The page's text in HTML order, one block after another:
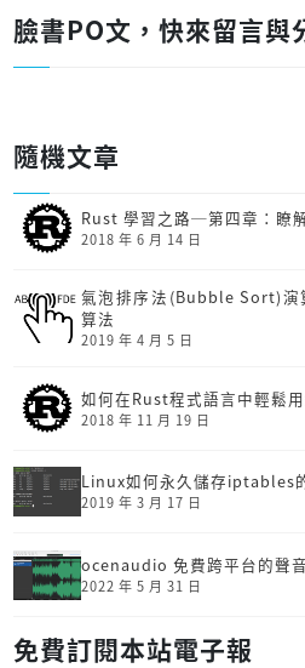
臉書PO文，快來留言與
隨機文章
Rust 學習之路─第四章：瞭
2018 年 6 月 14 日
氣泡排序法(Bubble Sort)演
算法
2019 年 4 月 5 日
如何在Rust程式語言中輕鬆
2018 年 11 月 19 日
Linux如何永久儲存iptables
2019 年 3 月 17 日
ocenaudio 免費跨平台的聲
2022 年 5 月 31 日
免費訂閱本站電子報